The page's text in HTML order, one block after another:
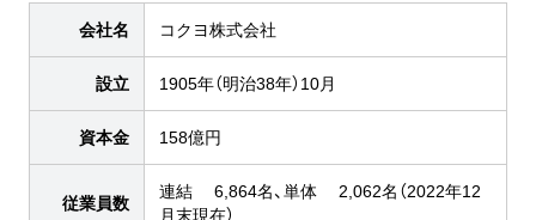
会社名 コクヨ株式会社
設立 1905年（明治38年）10月
資本金 158億円
従業員数
連結 6,864名、単体 2,062名（2022年12
月末現在）